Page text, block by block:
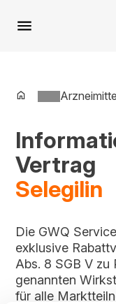
Spring
zu
Vertrag
Selegilin
Die GWQ
exklusive
Abs. 8 SGB V zu
genannten
für alle